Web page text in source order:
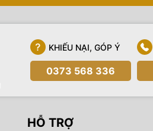
KHIẾU NẠI, GÓP Ý
0373 568 336
HỖ TRỢ